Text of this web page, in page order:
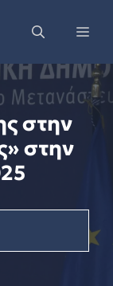
στην
στην